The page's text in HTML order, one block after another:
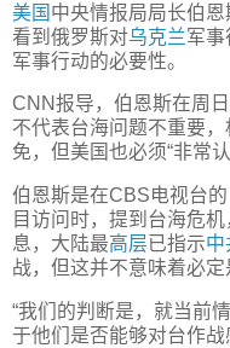
美国 中央情报局局长伯
看到俄罗斯对乌克兰军
军事行动的必要性。
CNN报导，伯恩斯在周
不代表台海问题不重要
免，但美国也必须“非常
伯恩斯是在CBS电视台
目访问时，提到台海危
息，大陆最高层已指示中
战，但这并不意味着必定
“我们的判断是，就当前
于他们是否能够对台作战